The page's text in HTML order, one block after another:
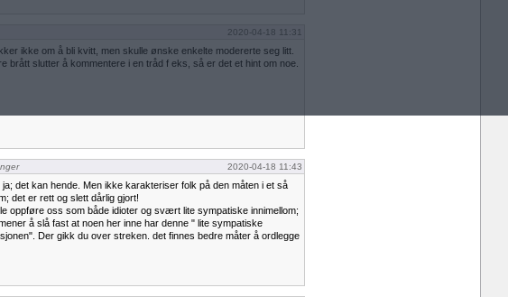
2020-04-18 11:31
ikke om å bli kvitt, men skulle ønske enkelte modererte seg litt.
brått slutter å kommentere i en tråd f eks, så er det et hint om noe.
2020-04-18 11:43
ja; det kan hende. Men ikke karakteriser folk på den måten i et så
det er rett og slett dårlig gjort!
oppføre oss som både idioter og svært lite sympatiske innimellom;
å slå fast at noen her inne har denne " lite sympatiske
Der gikk du over streken. det finnes bedre måter å ordlegge